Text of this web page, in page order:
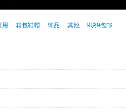
用 箱包鞋帽 饰品 其他 9块9包邮